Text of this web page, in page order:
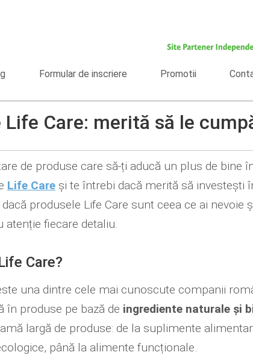
Formular de inscriere Promotii
Care: merită să le
de produse care să-ți aducă un plus de bine
Life Careși te întrebi dacă merită să investești
produsele Life Care sunt ceea ce ai nevoie
atenție fiecare detaliu.
Care?
una dintre cele mai cunoscute companii
în produse pe bază de ingrediente naturale și
largă de produse: de la suplimente
până la alimente funcționale.